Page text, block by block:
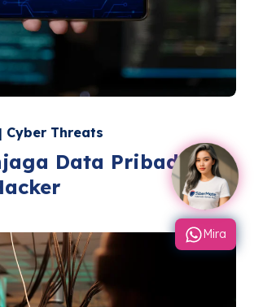
Cyber Threats
Data Pribadi di
Mira